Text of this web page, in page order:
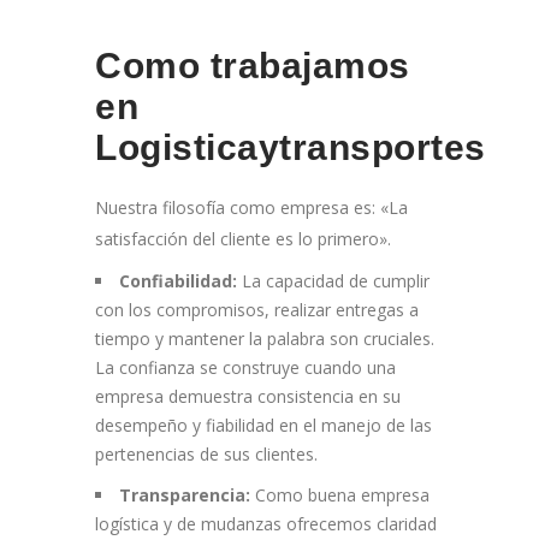
Como trabajamos
en
Logisticaytransportes
Nuestra filosofía como empresa es: «La
satisfacción del cliente es lo primero».
Confiabilidad: La capacidad de cumplir
con los compromisos, realizar entregas a
tiempo y mantener la palabra son cruciales.
La confianza se construye cuando una
empresa demuestra consistencia en su
desempeño y fiabilidad en el manejo de las
pertenencias de sus clientes.
Transparencia: Como buena empresa
logística y de mudanzas ofrecemos claridad